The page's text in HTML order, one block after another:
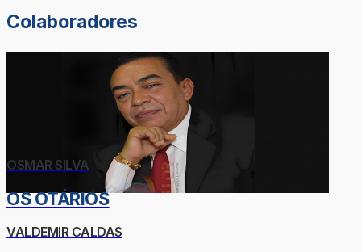
Colaboradores
OSMAR SILVA
OS OTÁRIOS
VALDEMIR CALDAS